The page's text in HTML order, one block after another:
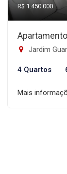
R$ 1.450.000
Jardim
4 Quartos
Mais